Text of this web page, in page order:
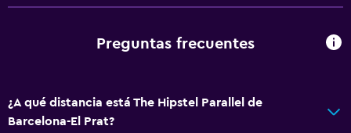
Ascensor disponible
Tetera eléctrica
Nevera
Preguntas frecuentes
¿A qué distancia está The Hipstel Parallel de
Barcelona-El Prat?